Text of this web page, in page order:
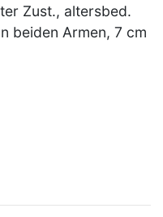
Zust., altersbed.
beiden Armen, 7 cm